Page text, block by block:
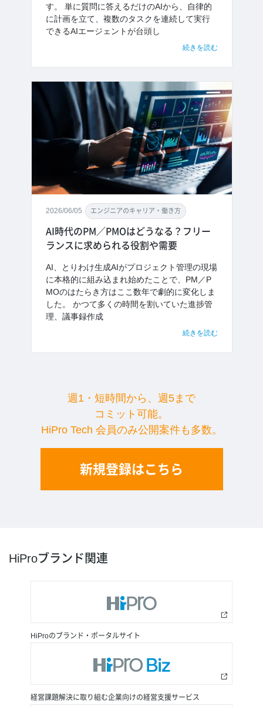
す。 単に質問に答えるだけのAIから、自律的
に計画を立て、複数のタスクを連続して実行
できるAIエージェントが台頭し
続きを読む
2026/06/05 エンジニアのキャリア・働き方
AI時代のPM／PMOはどうなる？フリー
ランスに求められる役割や需要
AI、とりわけ生成AIがプロジェクト管理の現場
に本格的に組み込まれ始めたことで、PM／P
MOのはたらき方はここ数年で劇的に変化しま
した。 かつて多くの時間を割いていた進捗管
理、議事録作成
続きを読む
週1・短時間から、週5まで
コミット可能。
HiPro Tech 会員のみ公開案件も多数。
新規登録はこちら
HiProブランド関連
HiProのブランド・ポータルサイト
経営課題解決に取り組む企業向けの経営支援サービス